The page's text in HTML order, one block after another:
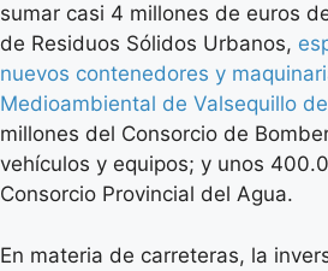
sumar casi 4 millones de euros
de Residuos Sólidos Urbanos,
nuevos contenedores y
Medioambiental de Valsequillo
millones del Consorcio de
vehículos y equipos; y unos
Consorcio Provincial del Agua.
En materia de carreteras, la